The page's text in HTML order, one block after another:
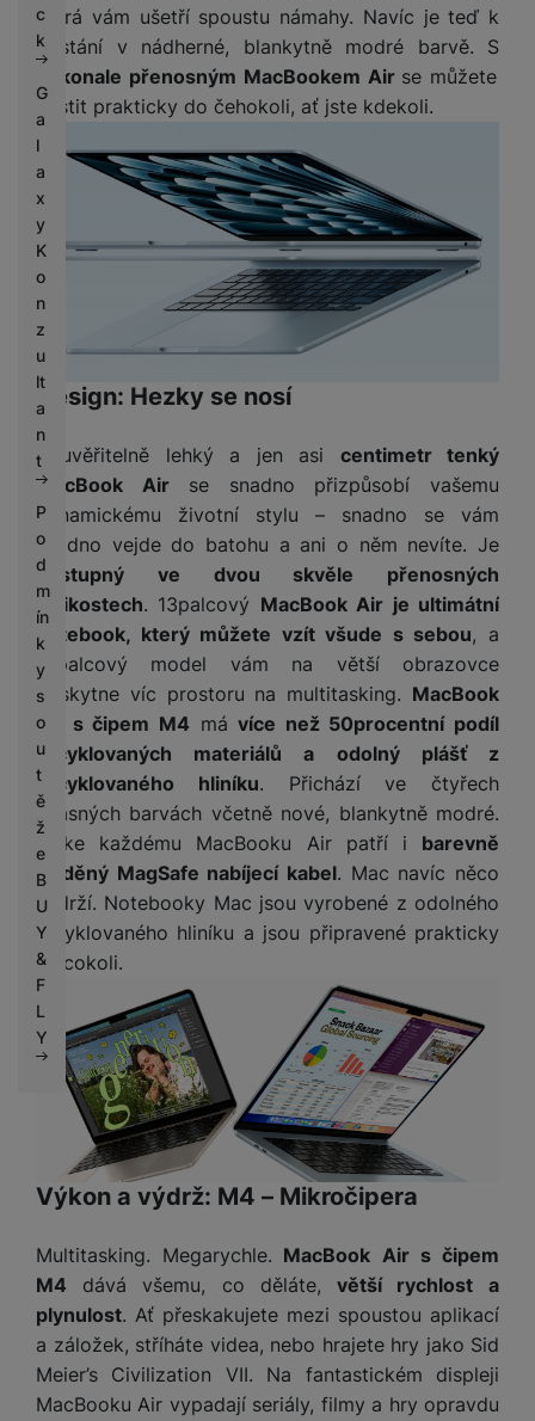
c
k
G
a
l
a
x
y
K
o
n
z
u
lt
a
n
t
P
o
d
m
ín
k
y
s
o
u
t
ě
ž
e
B
U
Y
&
F
L
Y
která vám ušetří spoustu námahy. Navíc je teď k
dostání v nádherné, blankytně modré barvě. S
dokonale přenosným MacBookem Air se můžete
pustit prakticky do čehokoli, ať jste kdekoli.
Design: Hezky se nosí
Neuvěřitelně lehký a jen asi centimetr tenký
MacBook Airse snadno přizpůsobí vašemu
dynamickému životní stylu – snadno se vám
snadno vejde do batohu a ani o něm nevíte. Je
dostupný ve dvou skvěle přenosných
velikostech. 13palcový MacBook Air je ultimátní
notebook, který můžete vzít všude s sebou, a
15palcový model vám na větší obrazovce
poskytne víc prostoru na multitasking. MacBook
Air s čipem M4 mávíce než 50procentní podíl
recyklovaných materiálů a odolný plášť z
recyklovaného hliníku. Přichází ve čtyřech
úžasných barvách včetně nové, blankytně modré.
A ke každému MacBooku Air patří i barevně
sladěný MagSafe nabíjecí kabel. Mac navíc něco
vydrží. Notebooky Mac jsou vyrobené z odolného
recyklovaného hliníku a jsou připravené prakticky
na cokoli.
Výkon a výdrž: M4 – Mikročipera
Multitasking. Megarychle. MacBook Air s čipem
M4 dává všemu, co děláte, větší rychlost a
plynulost. Ať přeskakujete mezi spoustou aplikací
a záložek, stříháte videa, nebo hrajete hry jako Sid
Meier’s Civilization VII. Na fantastickém displeji
MacBooku Air vypadají seriály, filmy a hry opravdu